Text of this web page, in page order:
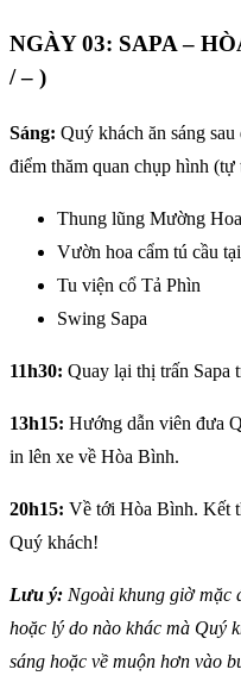
NGÀY 03: SAPA –
/ – )
Sáng: Quý khách ăn sáng
điểm thăm quan chụp hình (tự
Thung lũng Mường Hoa
Vườn hoa cẩm tú cầu
Tu viện cổ Tả Phìn
Swing Sapa
11h30: Quay lại thị trấn Sapa
13h15: Hướng dẫn viên đưa
in lên xe về Hòa Bình.
20h15: Về tới Hòa Bình. Kết
Quý khách!
Lưu ý: Ngoài khung giờ mặc
hoặc lý do nào khác mà Quý
sáng hoặc về muộn hơn vào